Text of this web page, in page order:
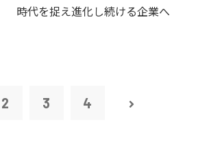
時代を捉え進化し続ける企業へ
2 3 4